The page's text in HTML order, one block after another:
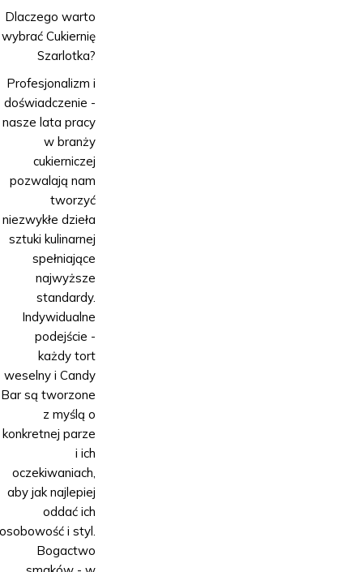
Dlaczego warto
wybrać Cukiernię
Szarlotka?
Profesjonalizm i
doświadczenie -
nasze lata pracy
w branży
cukierniczej
pozwalają nam
tworzyć
niezwykłe dzieła
sztuki kulinarnej
spełniające
najwyższe
standardy.
Indywidualne
podejście -
każdy tort
weselny i Candy
Bar są tworzone
z myślą o
konkretnej parze
i ich
oczekiwaniach,
aby jak najlepiej
oddać ich
osobowość i styl.
Bogactwo